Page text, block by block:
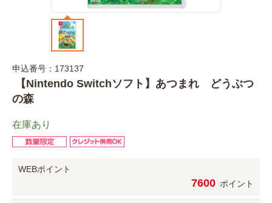
申込番号：173137
【Nintendo Switchソフト】あつまれ どうぶつ
の森
在庫あり
WEBポイント
7600 ポイント